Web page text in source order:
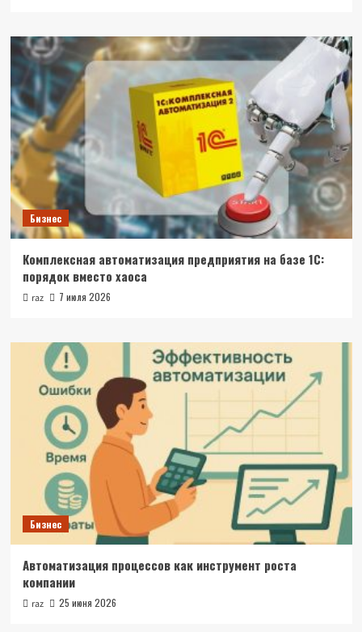
Бизнес
Комплексная автоматизация предприятия на базе 1С:
порядок вместо хаоса
raz 7 июля 2026
Бизнес
Автоматизация процессов как инструмент роста
компании
raz 25 июня 2026